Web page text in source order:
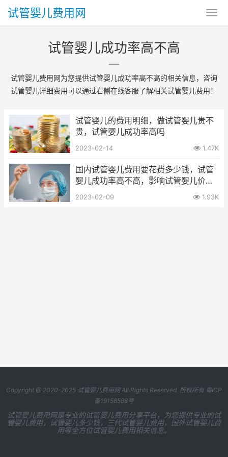
试管婴儿费用网
试管婴儿成功率高不高
试管婴儿费用网为您提供试管婴儿成功率高不高的相关信息，咨询
试管婴儿详细费用可以通过右侧在线客服了解相关试管婴儿费用！
试管婴儿的费用明细，做试管婴儿贵不
贵，试管婴儿成功率高吗
2023-02-14 1.47K
国内试管婴儿费用要花费多少钱，试管
婴儿成功率高不高，影响试管婴儿价格
的因素
2023-02-09 1.93K
Copyright @ 2020-2025 试管婴儿费用网All Rights Reserved. 版权所有 粤ICP
备19158588号
试管婴儿费用网是专业的试管婴儿费用分享平台，为您提供专业的试
管婴儿费用，试管婴儿多少钱，三代试管婴儿费用，国外试管婴儿费
用等全方位试管婴儿费用相关信息。